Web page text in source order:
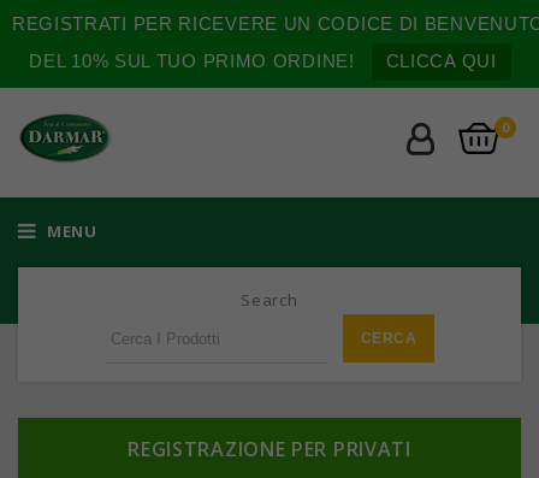
REGISTRATI PER RICEVERE UN CODICE DI
DEL 10% SUL TUO PRIMO ORDINE!
CLICCA QUI
0
MENU
Search
REGISTRAZIONE PER PRIVATI